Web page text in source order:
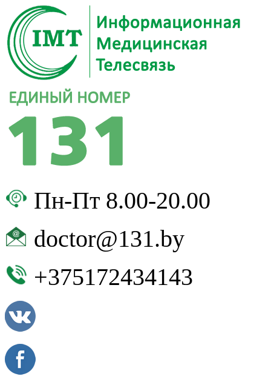
Пн-Пт 8.00-20.00
doctor@131.by
+375172434143